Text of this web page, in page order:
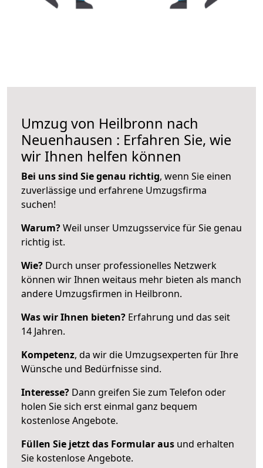
Umzug von Heilbronn nach
Neuenhausen : Erfahren Sie, wie
wir Ihnen helfen können
Bei uns sind Sie genau richtig, wenn Sie einen
zuverlässige und erfahrene Umzugsfirma
suchen!
Warum?Weil unser Umzugsservice für Sie genau
richtig ist.
Wie? Durch unser professionelles Netzwerk
können wir Ihnen weitaus mehr bieten als manch
andere Umzugsfirmen in Heilbronn.
Was wir Ihnen bieten? Erfahrung und das seit
14 Jahren.
Kompetenz, da wir die Umzugsexperten für Ihre
Wünsche und Bedürfnisse sind.
Interesse? Dann greifen Sie zum Telefon oder
holen Sie sich erst einmal ganz bequem
kostenlose Angebote.
Füllen Sie jetzt das Formular aus und erhalten
Sie kostenlose Angebote.